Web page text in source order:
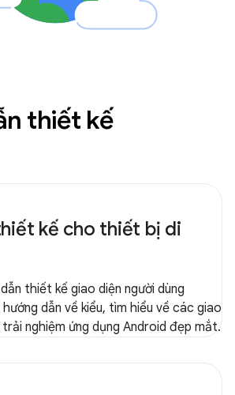
thiết kế
kế cho thiết bị di
thiết kế giao diện người dùng
dẫn về kiểu, tìm hiểu về các giao
nghiệm ứng dụng Android đẹp mắt.